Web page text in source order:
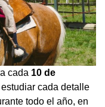
cada 10 de
cada detalle
todo el año, en